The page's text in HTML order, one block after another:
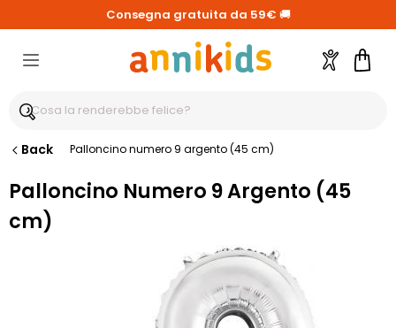
Consegna gratuita da 59€ 🚚
Account
Back Palloncino numero 9 argento (45 cm)
Palloncino Numero 9 Argento (45
cm)